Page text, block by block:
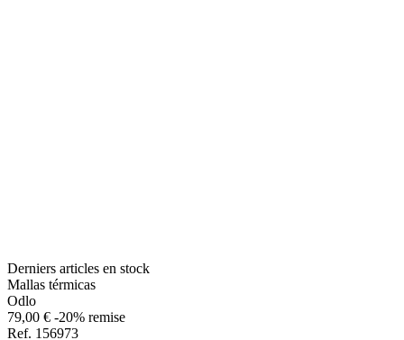
Derniers articles en stock
Mallas térmicas
Odlo
79,00 € -20% remise
Ref. 156973